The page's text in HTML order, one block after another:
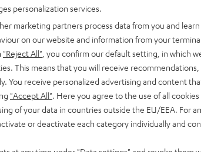
besteht aus Sauerstoff-freiem Kupfer
weitestgehend vermieden wird. Das
Klangqualität über einen sehr
pro Ader. Das bewirkt eine gute Flexibilität
Der Pluspol ist gekennzeichnet.
personalization services.
marketing partners process data from you and
on our website and information from your
"Reject All" , you confirm our default setting, in which
This means that you will receive
You receive personalized advertising and content
"Accept All" . Here you agree to the use of all
of your data in countries outside the EU/EEA. For
or deactivate each category individually and